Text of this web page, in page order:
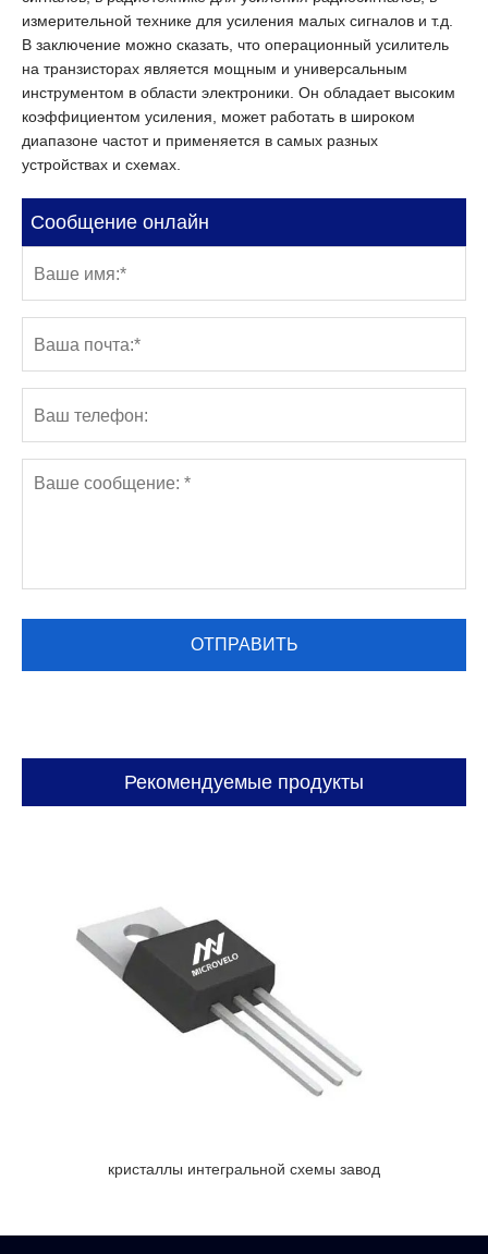
измерительной технике для усиления малых сигналов и т.д.
В заключение можно сказать, что операционный усилитель
на транзисторах является мощным и универсальным
инструментом в области электроники. Он обладает высоким
коэффициентом усиления, может работать в широком
диапазоне частот и применяется в самых разных
устройствах и схемах.
Сообщение онлайн
Рекомендуемые продукты
кристаллы интегральной схемы завод